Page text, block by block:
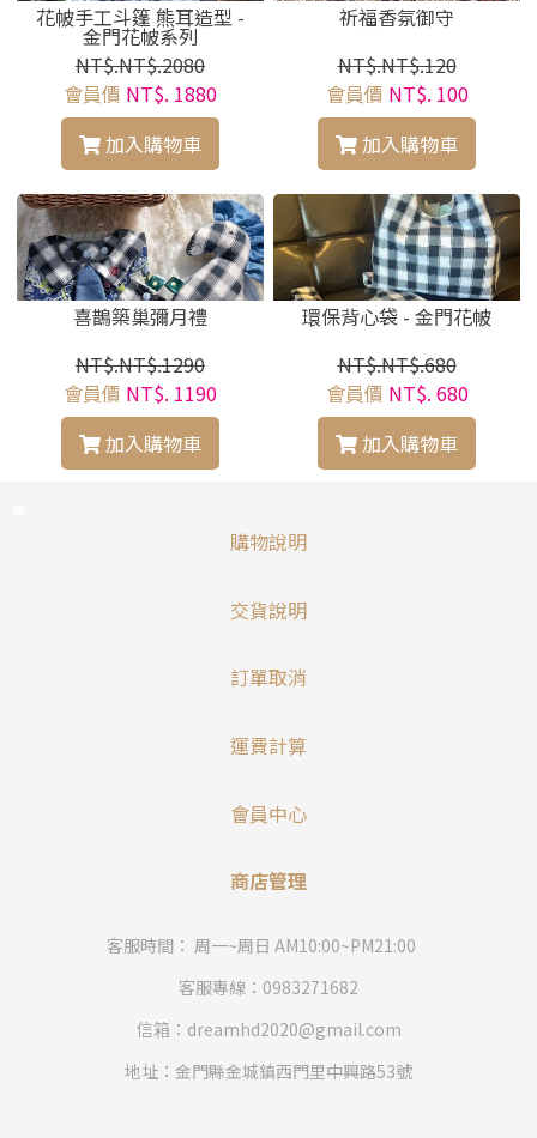
花帔手工斗篷 熊耳造型 -
金門花帔系列
NT$.NT$.2080
會員價 NT$. 1880
加入購物車
祈福香氛御守
NT$.NT$.120
會員價 NT$. 100
加入購物車
喜鵲築巢彌月禮
NT$.NT$.1290
會員價 NT$. 1190
加入購物車
環保背心袋 - 金門花帔
NT$.NT$.680
會員價 NT$. 680
加入購物車
購物說明
交貨說明
訂單取消
運費計算
會員中心
商店管理
客服時間： 周一~周日 AM10:00~PM21:00
客服專線：0983271682
信箱：dreamhd2020@gmail.com
地址：金門縣金城鎮西門里中興路53號